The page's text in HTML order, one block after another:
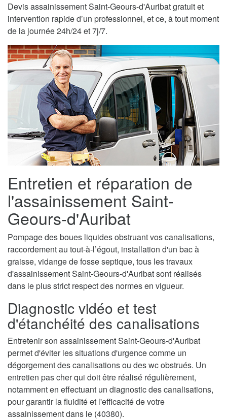
Devis assainissement Saint-Geours-d'Auribat gratuit et
intervention rapide d’un professionnel, et ce, à tout moment
de la journée 24h/24 et 7j/7.
Entretien et réparation de
l'assainissement Saint-
Geours-d'Auribat
Pompage des boues liquides obstruant vos canalisations,
raccordement au tout-à-l’égout, installation d'un bac à
graisse, vidange de fosse septique, tous les travaux
d'assainissement Saint-Geours-d'Auribat sont réalisés
dans le plus strict respect des normes en vigueur.
Diagnostic vidéo et test
d'étanchéité des canalisations
Entretenir son assainissement Saint-Geours-d'Auribat
permet d'éviter les situations d'urgence comme un
dégorgement des canalisations ou des wc obstrués. Un
entretien pas cher qui doit être réalisé régulièrement,
notamment en effectuant un diagnostic des canalisations,
pour garantir la fluidité et l'efficacité de votre
assainissement dans le (40380).